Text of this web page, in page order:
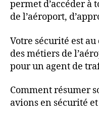
permet d’accéder à
de l’aéroport,
Votre sécurité est
des métiers de
pour un agent de
Comment résumer
avions en sécurité et